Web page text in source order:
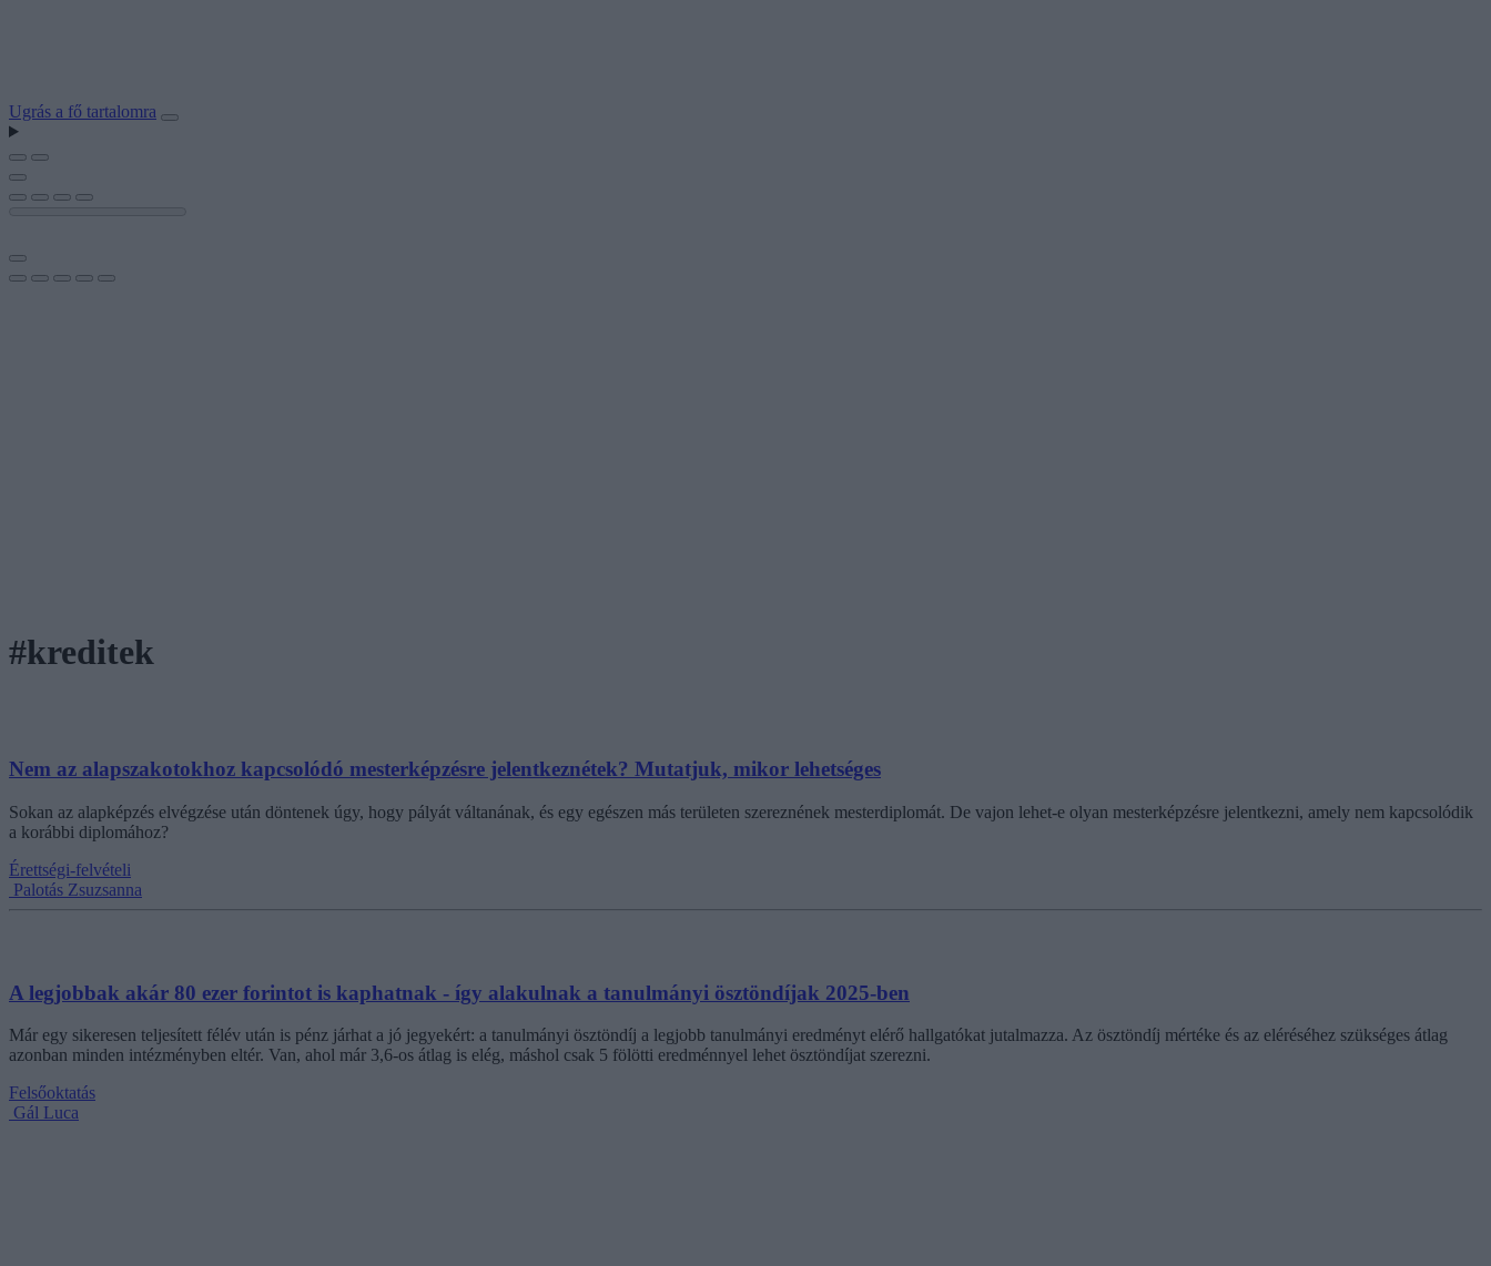
Ugrás a fő tartalomra
#kreditek
Nem az alapszakotokhoz kapcsolódó mesterképzésre jelentkeznétek? Mutatjuk, mikor lehetséges
Sokan az alapképzés elvégzése után döntenek úgy, hogy pályát váltanának, és egy egészen más területen szereznének mesterdiplomát. De vajon lehet-e olyan mesterképzésre jelentkezni, amely nem kapcsolódik
a korábbi diplomához?
Érettségi-felvételi
Palotás Zsuzsanna
A legjobbak akár 80 ezer forintot is kaphatnak - így alakulnak a tanulmányi ösztöndíjak 2025-ben
Már egy sikeresen teljesített félév után is pénz járhat a jó jegyekért: a tanulmányi ösztöndíj a legjobb tanulmányi eredményt elérő hallgatókat jutalmazza. Az ösztöndíj mértéke és az eléréséhez szükséges átlag
azonban minden intézményben eltér. Van, ahol már 3,6-os átlag is elég, máshol csak 5 fölötti eredménnyel lehet ösztöndíjat szerezni.
Felsőoktatás
Gál Luca